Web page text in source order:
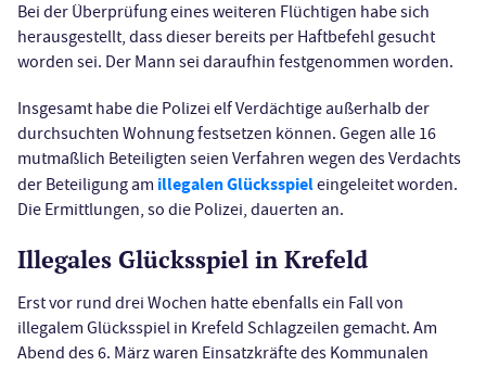
Bei der Überprüfung eines weiteren Flüchtigen habe sich
herausgestellt, dass dieser bereits per Haftbefehl gesucht
worden sei. Der Mann sei daraufhin festgenommen worden.
Insgesamt habe die Polizei elf Verdächtige außerhalb der
durchsuchten Wohnung festsetzen können. Gegen alle 16
mutmaßlich Beteiligten seien Verfahren wegen des Verdachts
der Beteiligung am illegalen Glücksspieleingeleitet worden.
Die Ermittlungen, so die Polizei, dauerten an.
Illegales Glücksspiel in Krefeld
Erst vor rund drei Wochen hatte ebenfalls ein Fall von
illegalem Glücksspiel in Krefeld Schlagzeilen gemacht. Am
Abend des 6. März waren Einsatzkräfte des Kommunalen